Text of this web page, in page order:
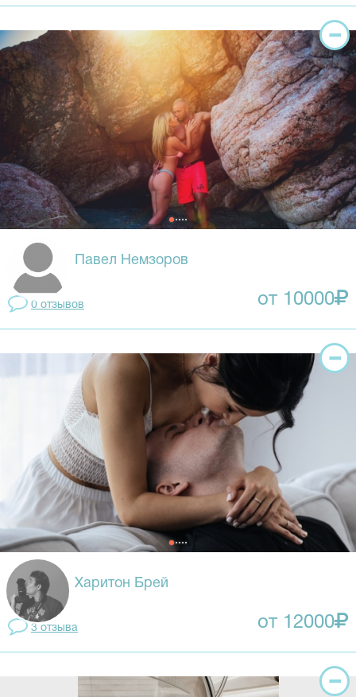
Павел Немзоров
0 отзывов от 10000
Харитон Брей
3 отзывa от 12000